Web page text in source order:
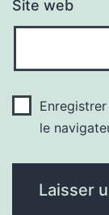
Site web
le